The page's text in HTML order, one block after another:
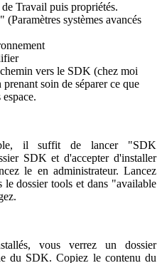
Travail puis propriétés.
systèmes avancés
vers le SDK (chez moi
soin de séparer ce que
il suffit de lancer "SDK
SDK et d'accepter d'installer
le en administrateur. Lancez
dossier tools et dans "available
vous verrez un dossier
du SDK. Copiez le contenu du